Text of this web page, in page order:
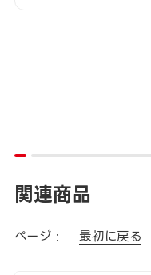
関連商品
ページ : 最初に戻る